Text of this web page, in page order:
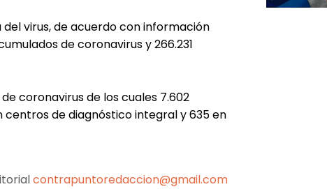
virus, de acuerdo con información
de coronavirus y 266.231
coronavirus de los cuales 7.602
de diagnóstico integral y 635 en
contrapuntoredaccion@gmail.com